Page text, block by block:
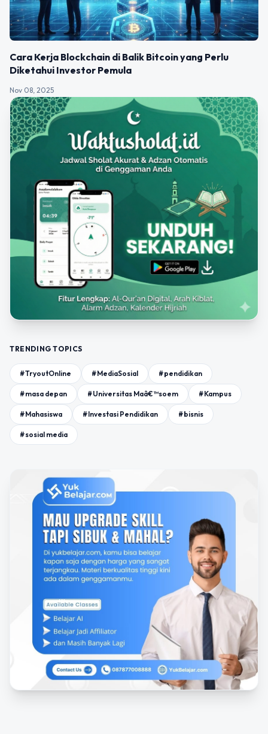
Cara Kerja Blockchain di Balik Bitcoin yang Perlu
Diketahui Investor Pemula
Nov 08, 2025
TRENDING TOPICS
#TryoutOnline #MediaSosial #pendidikan
#masa depan #Universitas Maâ€™soem #Kampus
#Mahasiswa #Investasi Pendidikan #bisnis
#sosial media